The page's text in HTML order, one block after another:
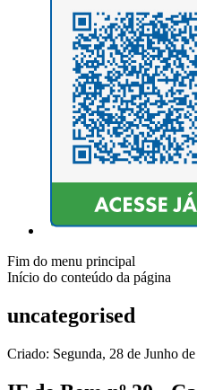
Fim do menu principal
Início do conteúdo da página
uncategorised
Criado: Segunda, 28 de Junho